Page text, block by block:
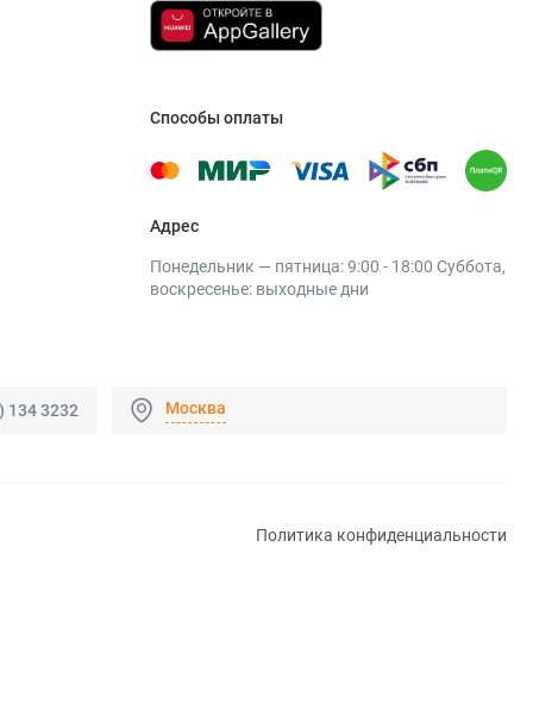
Способы оплаты
Адрес
Понедельник — пятница: 9:00 - 18:00 Суббота,
воскресенье: выходные дни
134 3232 Москва
Политика конфиденциальности